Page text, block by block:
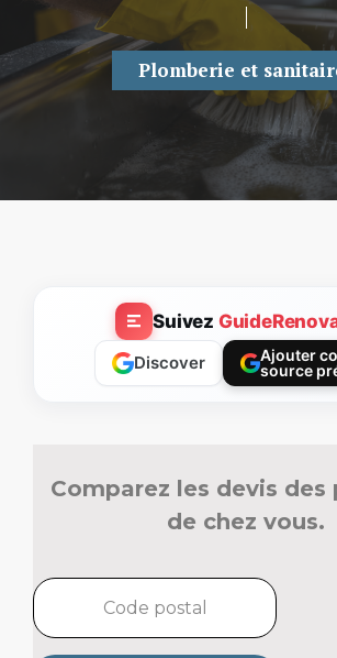
Plomberie et
Suivez
Discover
Ajouter
source
Comparez les devis des
de chez vous.